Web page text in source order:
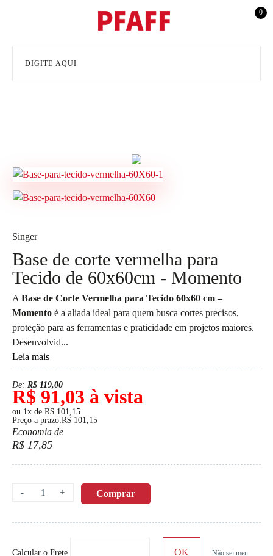
0
Singer
Base de corte vermelha para
Tecido de 60x60cm - Momento
A Base de Corte Vermelha para Tecido 60x60 cm –
Momento é a aliada ideal para quem busca cortes precisos,
proteção para as ferramentas e praticidade em projetos maiores.
Desenvolvid...
Leia mais
De: R$ 119,00
R$ 91,03 à vista
ou 1x de R$ 101,15
Preço a prazo:R$ 101,15
Economia de
R$ 17,85
+
- Comprar
Calcular o Frete Não sei meu